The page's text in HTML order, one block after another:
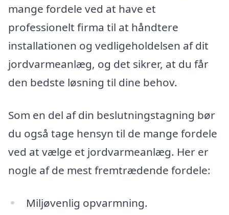
mange fordele ved at have et
professionelt firma til at håndtere
installationen og vedligeholdelsen af dit
jordvarmeanlæg, og det sikrer, at du får
den bedste løsning til dine behov.
Som en del af din beslutningstagning bør
du også tage hensyn til de mange fordele
ved at vælge et jordvarmeanlæg. Her er
nogle af de mest fremtrædende fordele:
Miljøvenlig opvarmning.